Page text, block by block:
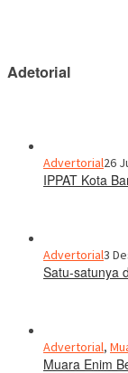
Adetorial
Advertorial26
IPPAT Kota
Advertorial3
Satu-satunya
Advertorial,
Muara Enim